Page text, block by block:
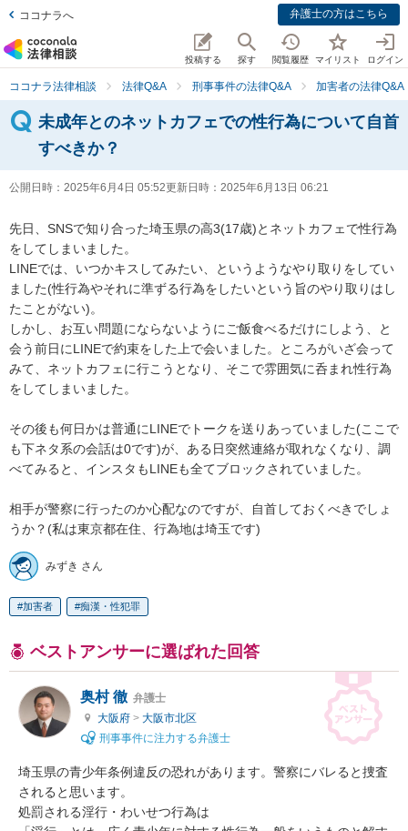
ココナラへ 弁護士の方はこちら
投稿する 探す 閲覧履歴 マイリスト ログイン
ココナラ法律相談 法律Q&A 刑事事件の法律Q&A 加害者の法律Q&A
未成年とのネットカフェでの性行為について自首
すべきか？
公開日時： 2025年6月4日 05:52更新日時： 2025年6月13日 06:21
先日、SNSで知り合った埼玉県の高3(17歳)とネットカフェで性行為
をしてしまいました。
LINEでは、いつかキスしてみたい、というようなやり取りをしてい
ました(性行為やそれに準ずる行為をしたいという旨のやり取りはし
たことがない)。
しかし、お互い問題にならないようにご飯食べるだけにしよう、と
会う前日にLINEで約束をした上で会いました。ところがいざ会って
みて、ネットカフェに行こうとなり、そこで雰囲気に呑まれ性行為
をしてしまいました。
その後も何日かは普通にLINEでトークを送りあっていました(ここで
も下ネタ系の会話は0です)が、ある日突然連絡が取れなくなり、調
べてみると、インスタもLINEも全てブロックされていました。
相手が警察に行ったのか心配なのですが、自首しておくべきでしょ
うか？(私は東京都在住、行為地は埼玉です)
みずき さん
加害者 痴漢・性犯罪
ベストアンサーに選ばれた回答
奥村 徹 弁護士
大阪府 > 大阪市北区
刑事事件に注力する弁護士
埼玉県の青少年条例違反の恐れがあります。警察にバレると捜査
されると思います。
処罰される淫行・わいせつ行為は